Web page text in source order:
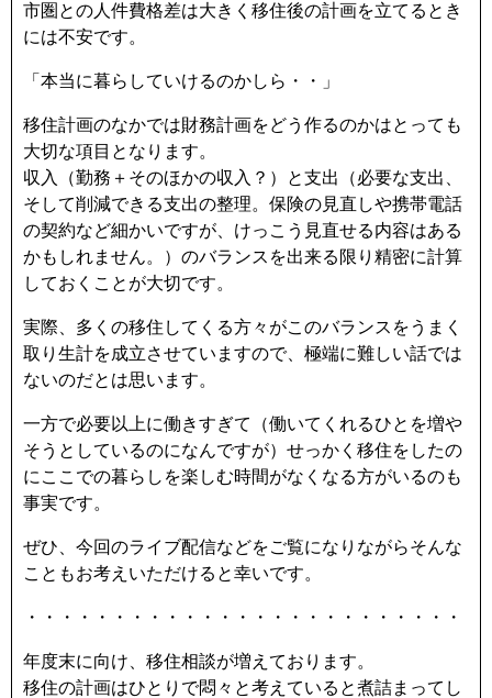
市圏との人件費格差は大きく移住後の計画を立てるとき
には不安です。
「本当に暮らしていけるのかしら・・」
移住計画のなかでは財務計画をどう作るのかはとっても
大切な項目となります。
収入（勤務＋そのほかの収入？）と支出（必要な支出、
そして削減できる支出の整理。保険の見直しや携帯電話
の契約など細かいですが、けっこう見直せる内容はある
かもしれません。）のバランスを出来る限り精密に計算
しておくことが大切です。
実際、多くの移住してくる方々がこのバランスをうまく
取り生計を成立させていますので、極端に難しい話では
ないのだとは思います。
一方で必要以上に働きすぎて（働いてくれるひとを増や
そうとしているのになんですが）せっかく移住をしたの
にここでの暮らしを楽しむ時間がなくなる方がいるのも
事実です。
ぜひ、今回のライブ配信などをご覧になりながらそんな
こともお考えいただけると幸いです。
・・・・・・・・・・・・・・・・・・・・・・・・・
年度末に向け、移住相談が増えております。
移住の計画はひとりで悶々と考えていると煮詰まってし